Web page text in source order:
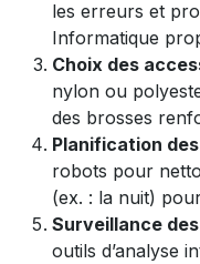
les erreurs et
Informatique
Choix des
nylon ou
des brosses
Planification
robots pour
(ex. : la nuit)
Surveillance
outils d’analyse